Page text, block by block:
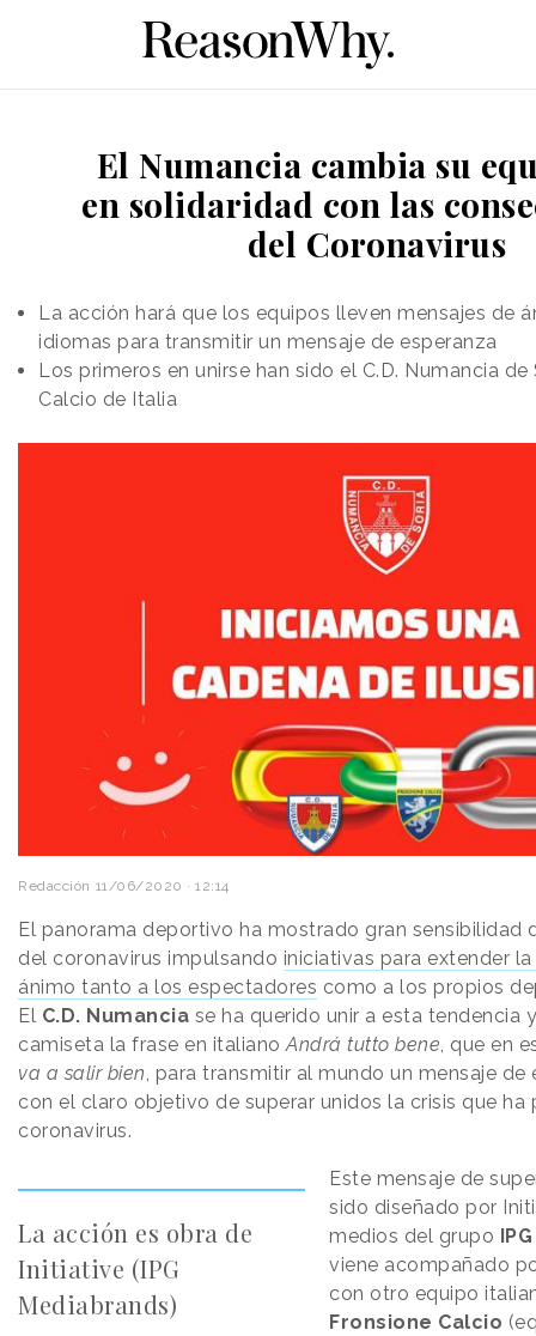
El Numancia cambia su
en solidaridad con las
del Coronavirus
La acción hará que los equipos lleven mensajes de
idiomas para transmitir un mensaje de esperanza
Los primeros en unirse han sido el C.D. Numancia
Calcio de Italia
Redacción 11/06/2020 · 12:14
El panorama deportivo ha mostrado gran sensibilidad
del coronavirus impulsando iniciativas para extender
ánimo tanto a los espectadores como a los propios
El C.D. Numancia se ha querido unir a esta tendencia
camiseta la frase en italianoAndrá tutto bene, que en
va a salir bien, para transmitir al mundo un mensaje de
con el claro objetivo de superar unidos la crisis que ha
coronavirus.
La acción es obra de
Initiative (IPG
Mediabrands)
Este mensaje de
sido diseñado por
medios del grupo
viene acompañado
con otro equipo
Fronsione Calcio